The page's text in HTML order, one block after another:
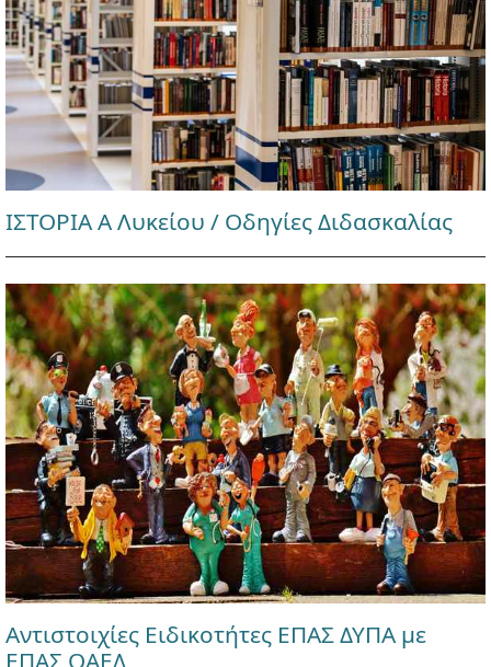
ΙΣΤΟΡΙΑ Α Λυκείου / Οδηγίες Διδασκαλίας
Αντιστοιχίες Ειδικοτήτες ΕΠΑΣ ΔΥΠΑ με
ΕΠΑΣ ΟΑΕΔ